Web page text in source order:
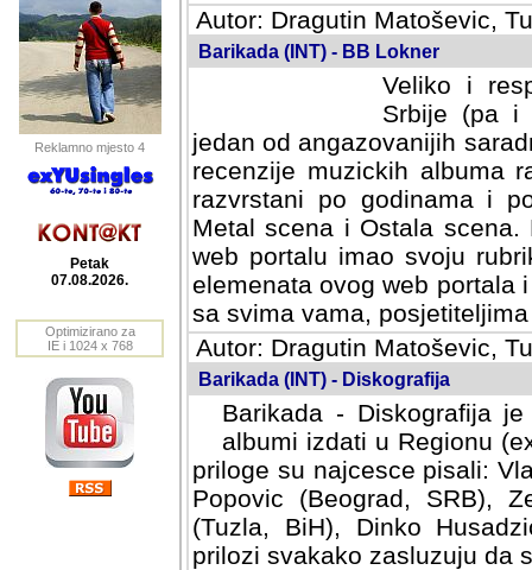
Reklamno mjesto 4
Petak
07.08.2026.
Optimizirano za
IE i 1024 x 768
Autor: Dragutin Matoševic,
Barikada (INT) - BB Lokner
Veliko i
Srbije (pa i
jedan od angazovanijih
recenzije muzickih albuma
razvrstani po godinama i po
scena i Ostala scena.
portalu imao svoju
elemenata ovog web portala
sa svima vama,
Autor: Dragutin Matoševic,
Barikada (INT) - Diskografija
Barikada - Diskografija
albumi izdati u Regionu
priloge su najcesce pisali:
Popovic (Beograd, SRB),
(Tuzla, BiH), Dinko
prilozi svakako zasluzuju da